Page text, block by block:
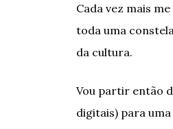
Cada vez mais
toda uma
da cultura.
Vou partir então
digitais) para